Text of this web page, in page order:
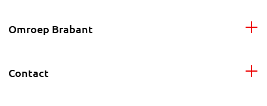
Omroep Brabant
Contact